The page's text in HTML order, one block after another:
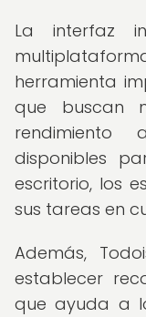
La interfaz
herramienta
que buscan
rendimiento
disponibles
escritorio, los
sus tareas en
Además,
establecer
que ayuda a